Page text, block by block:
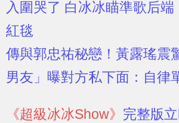
入圍哭了 白冰冰瞄準歌后端
紅毯
傳與郭忠祐秘戀！黃露瑤震
男友」曝對方私下面：自律
《超級冰冰Show》 完整版